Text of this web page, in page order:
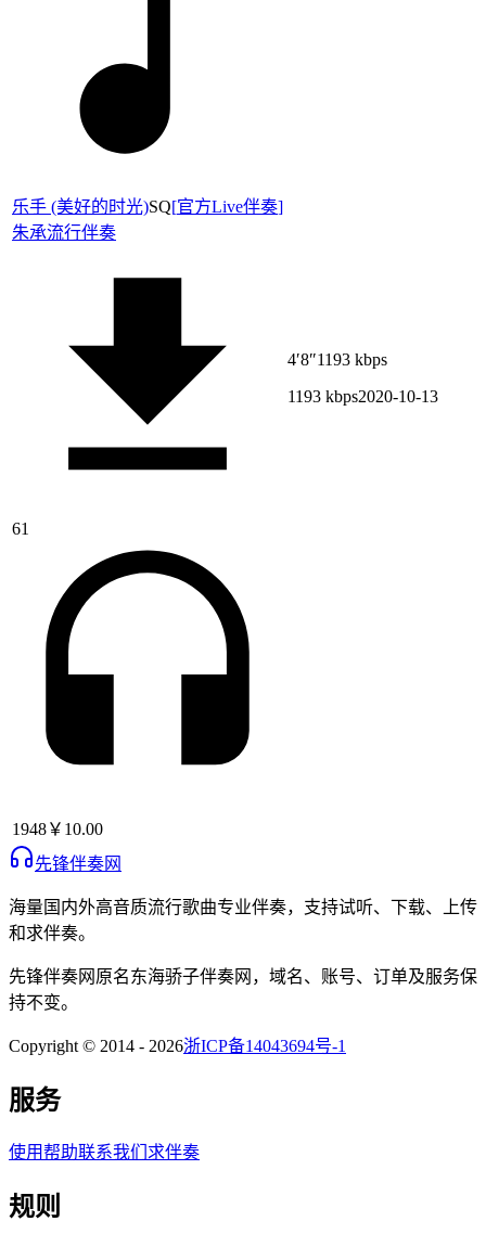
乐手 (美好的时光)SQ[官方Live伴奏]
朱承流行伴奏
61
1948￥10.00
4′8″1193 kbps
1193 kbps2020-10-13
先锋伴奏网
海量国内外高音质流行歌曲专业伴奏，支持试听、下载、上传
和求伴奏。
先锋伴奏网 原名东海骄子伴奏网 ，域名、账号、订单及服务保
持不变。
Copyright © 2014 - 2026浙ICP备14043694号-1
服务
使用帮助联系我们 求伴奏
规则